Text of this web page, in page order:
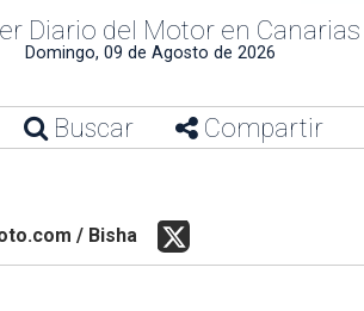
Diario del Motor en Canarias
Domingo, 09 de Agosto de 2026
Buscar Compartir
/ Bisha